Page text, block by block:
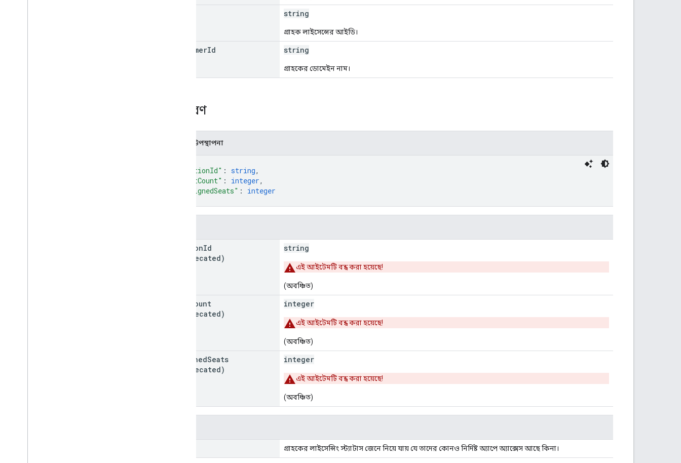
string
গ্রাহক লাইসেন্সের আইডি।
customerId string
গ্রাহকের ডোমেইন নাম।
সংস্করণ
JSON উপস্থাপনা
"editionId" : string,
"seatCount" : integer,
"assignedSeats" : integer
editionId
(deprecated)
string
এই আইটেমটি বন্ধ করা হয়েছে!
(অবঞ্চিত)
Count
(deprecated)
integer
এই আইটেমটি বন্ধ করা হয়েছে!
(অবঞ্চিত)
assignedSeats
(deprecated)
integer
এই আইটেমটি বন্ধ করা হয়েছে!
(অবঞ্চিত)
গ্রাহকের লাইসেন্সিং স্ট্যাটাস জেনে নিয়ে যায় যে তাদের কোনও নির্দিষ্ট অ্যাপে অ্যাক্সেস আছে কিনা।